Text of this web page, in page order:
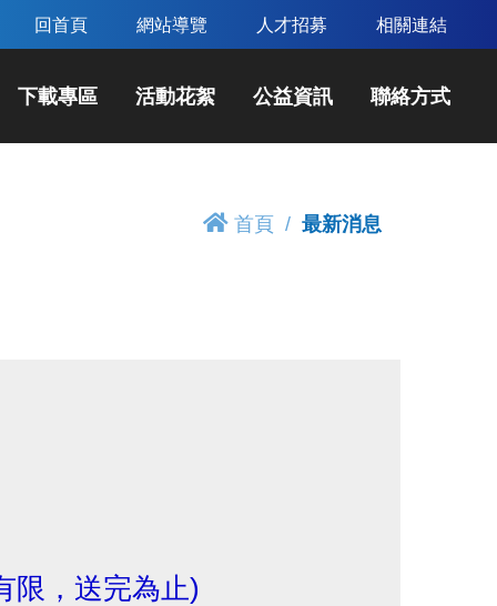
回首頁 網站導覽 人才招募 相關連結
下載專區 活動花絮 公益資訊 聯絡方式
首頁 最新消息
限，送完為止)